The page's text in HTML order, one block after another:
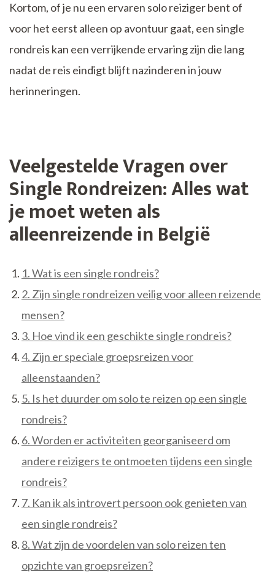
Kortom, of je nu een ervaren solo reiziger bent of
voor het eerst alleen op avontuur gaat, een single
rondreis kan een verrijkende ervaring zijn die lang
nadat de reis eindigt blijft nazinderen in jouw
herinneringen.
Veelgestelde Vragen over
Single Rondreizen: Alles wat
je moet weten als
alleenreizende in België
1. Wat is een single rondreis?
2. Zijn single rondreizen veilig voor alleen reizende
mensen?
3. Hoe vind ik een geschikte single rondreis?
4. Zijn er speciale groepsreizen voor
alleenstaanden?
5. Is het duurder om solo te reizen op een single
rondreis?
6. Worden er activiteiten georganiseerd om
andere reizigers te ontmoeten tijdens een single
rondreis?
7. Kan ik als introvert persoon ook genieten van
een single rondreis?
8. Wat zijn de voordelen van solo reizen ten
opzichte van groepsreizen?